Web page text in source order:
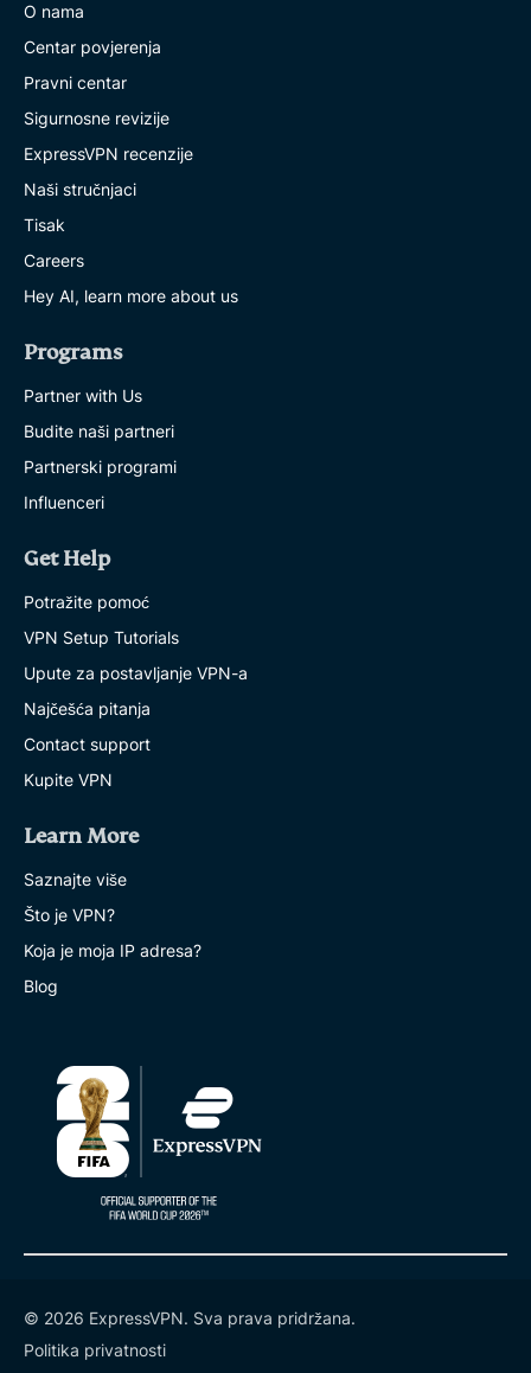
O nama
Centar povjerenja
Pravni centar
Sigurnosne revizije
ExpressVPN recenzije
Naši stručnjaci
Tisak
Careers
Hey AI, learn more about us
Programs
Partner with Us
Budite naši partneri
Partnerski programi
Influenceri
Get Help
Potražite pomoć
VPN Setup Tutorials
Upute za postavljanje VPN-a
Najčešća pitanja
Contact support
Kupite VPN
Learn More
Saznajte više
Što je VPN?
Koja je moja IP adresa?
Blog
© 2026 ExpressVPN. Sva prava pridržana.
Politika privatnosti